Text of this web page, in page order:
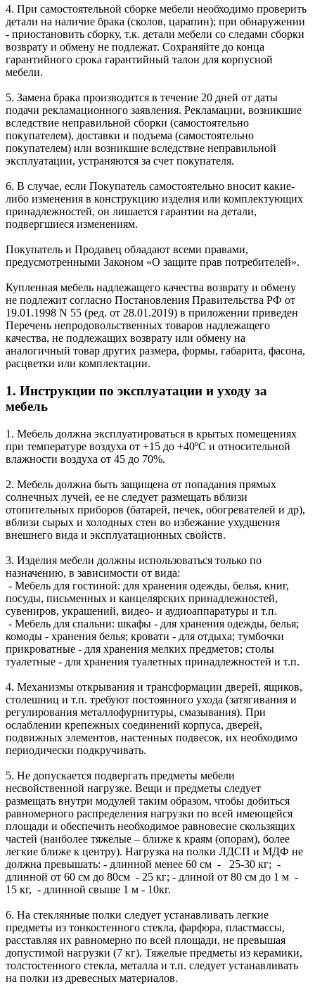
4. При самостоятельной сборке мебели необходимо проверить
детали на наличие брака (сколов, царапин); при обнаружении
- приостановить сборку, т.к. детали мебели со следами сборки
возврату и обмену не подлежат. Сохраняйте до конца
гарантийного срока гарантийный талон для корпусной
мебели.
5. Замена брака производится в течение 20 дней от даты
подачи рекламационного заявления. Рекламации, возникшие
вследствие неправильной сборки (самостоятельно
покупателем), доставки и подъема (самостоятельно
покупателем) или возникшие вследствие неправильной
эксплуатации, устраняются за счет покупателя.
6. В случае, если Покупатель самостоятельно вносит какие-
либо изменения в конструкцию изделия или комплектующих
принадлежностей, он лишается гарантии на детали,
подвергшиеся изменениям.
Покупатель и Продавец обладают всеми правами,
предусмотренными Законом «О защите прав потребителей».
Купленная мебель надлежащего качества возврату и обмену
не подлежит согласно Постановления Правительства РФ от
19.01.1998 N 55 (ред. от 28.01.2019) в приложении приведен
Перечень непродовольственных товаров надлежащего
качества, не подлежащих возврату или обмену на
аналогичный товар других размера, формы, габарита, фасона,
расцветки или комплектации.
1. Инструкции по эксплуатации и уходу за
мебель
1. Мебель должна эксплуатироваться в крытых помещениях
при температуре воздуха от +15 до +40ºС и относительной
влажности воздуха от 45 до 70%.
2. Мебель должна быть защищена от попадания прямых
солнечных лучей, ее не следует размещать вблизи
отопительных приборов (батарей, печек, обогревателей и др),
вблизи сырых и холодных стен во избежание ухудшения
внешнего вида и эксплуатационных свойств.
3. Изделия мебели должны использоваться только по
назначению, в зависимости от вида:
- Мебель для гостиной: для хранения одежды, белья, книг,
посуды, письменных и канцелярских принадлежностей,
сувениров, украшений, видео- и аудиоаппаратуры и т.п.
- Мебель для спальни: шкафы - для хранения одежды, белья;
комоды - хранения белья; кровати - для отдыха; тумбочки
прикроватные - для хранения мелких предметов; столы
туалетные - для хранения туалетных принадлежностей и т.п.
4. Механизмы открывания и трансформации дверей, ящиков,
столешниц и т.п. требуют постоянного ухода (затягивания и
регулирования металлофурнитуры, смазывания). При
ослаблении крепежных соединений корпуса, дверей,
подвижных элементов, настенных подвесок, их необходимо
периодически подкручивать.
5. Не допускается подвергать предметы мебели
несвойственной нагрузке. Вещи и предметы следует
размещать внутри модулей таким образом, чтобы добиться
равномерного распределения нагрузки по всей имеющейся
площади и обеспечить необходимое равновесие скользящих
частей (наиболее тяжелые – ближе к краям (опорам), более
легкие ближе к центру). Нагрузка на полки ЛДСП и МДФ не
должна превышать: - длинной менее 60 см - 25-30 кг; -
длинной от 60 см до 80см - 25 кг; - длиной от 80 см до 1 м -
15 кг, - длинной свыше 1 м - 10кг.
6. На стеклянные полки следует устанавливать легкие
предметы из тонкостенного стекла, фарфора, пластмассы,
расставляя их равномерно по всей площади, не превышая
допустимой нагрузки (7 кг). Тяжелые предметы из керамики,
толстостенного стекла, металла и т.п. следует устанавливать
на полки из древесных материалов.